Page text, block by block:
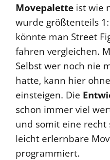
Movepalette ist wie
wurde größtenteils
könnte man Street
fahren vergleichen.
Selbst wer noch nie
hatte, kann hier
einsteigen. Die
schon immer viel
und somit eine recht
leicht erlernbare
programmiert.